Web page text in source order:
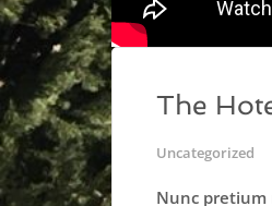
The
Uncategorized
Nunc pretium